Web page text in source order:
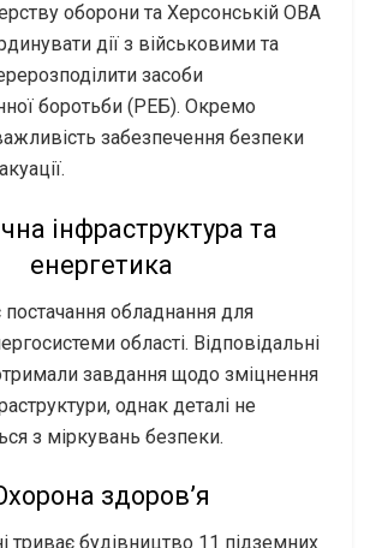
оборони та Херсонській ОВА
дії з військовими та
засоби
боротьби (РЕБ). Окремо
забезпечення безпеки
інфраструктура та
енергетика
обладнання для
області. Відповідальні
завдання щодо зміцнення
однак деталі не
з міркувань безпеки.
здоров’я
триває будівництво 11 підземних